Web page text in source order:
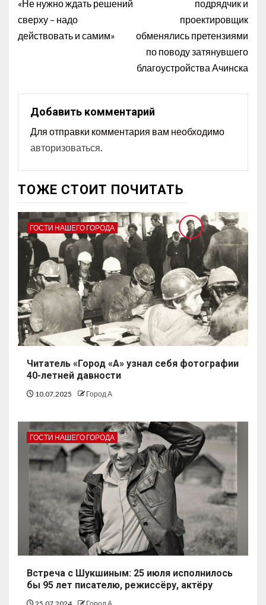
«Не нужно ждать решений
сверху – надо
действовать и самим»
подрядчик и
проектировщик
обменялись претензиями
по поводу затянувшего
благоустройства Ачинска
Добавить комментарий
Для отправки комментария вам необходимо
авторизоваться.
ТОЖЕ СТОИТ ПОЧИТАТЬ
ГОСТИ НАШЕГО ГОРОДА
Читатель «Город «А» узнал себя фотографии
40-летней давности
10.07.2025 Город А
ГОСТИ НАШЕГО ГОРОДА
Встреча с Шукшиным: 25 июля исполнилось
бы 95 лет писателю, режиссёру, актёру